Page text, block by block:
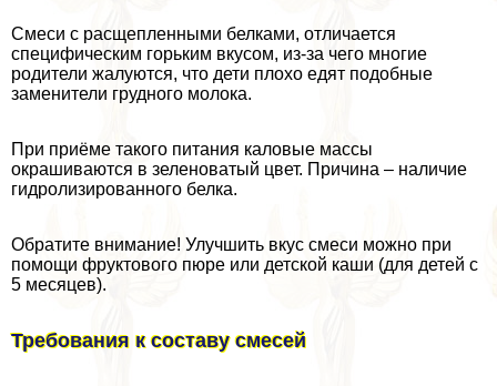
Смеси с расщепленными белками, отличается
специфическим горьким вкусом, из-за чего многие
родители жалуются, что дети плохо едят подобные
заменители грудного молока.
При приёме такого питания каловые массы
окрашиваются в зеленоватый цвет. Причина – наличие
гидролизированного белка.
Обратите внимание! Улучшить вкус смеси можно при
помощи фруктового пюре или детской каши (для детей с
5 месяцев).
Требования к составу смесей